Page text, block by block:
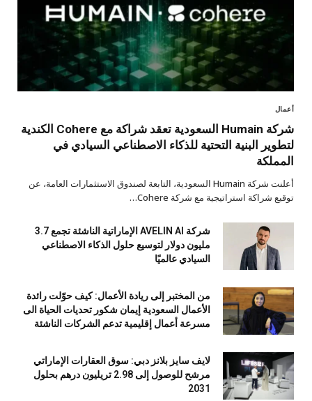
أعمال
شركة Humain السعودية تعقد شراكة مع Cohere الكندية
لتطوير البنية التحتية للذكاء الاصطناعي السيادي في
المملكة
أعلنت شركة Humain السعودية، التابعة لصندوق الاستثمارات العامة، عن
توقيع شراكة استراتيجية مع شركة Cohere…
شركة AVELIN AI الإماراتية الناشئة تجمع 3.7
مليون دولار لتوسيع حلول الذكاء الاصطناعي
السيادي عالميًا
من المختبر إلى ريادة الأعمال: كيف حوّلت رائدة
الأعمال السعودية إيمان شكور تحديات الحياة الى
مسرعة أعمال إقليمية تدعم الشركات الناشئة
لايف سايز بلانز دبي: سوق العقارات الإماراتي
مرشح للوصول إلى 2.98 تريليون درهم بحلول
2031